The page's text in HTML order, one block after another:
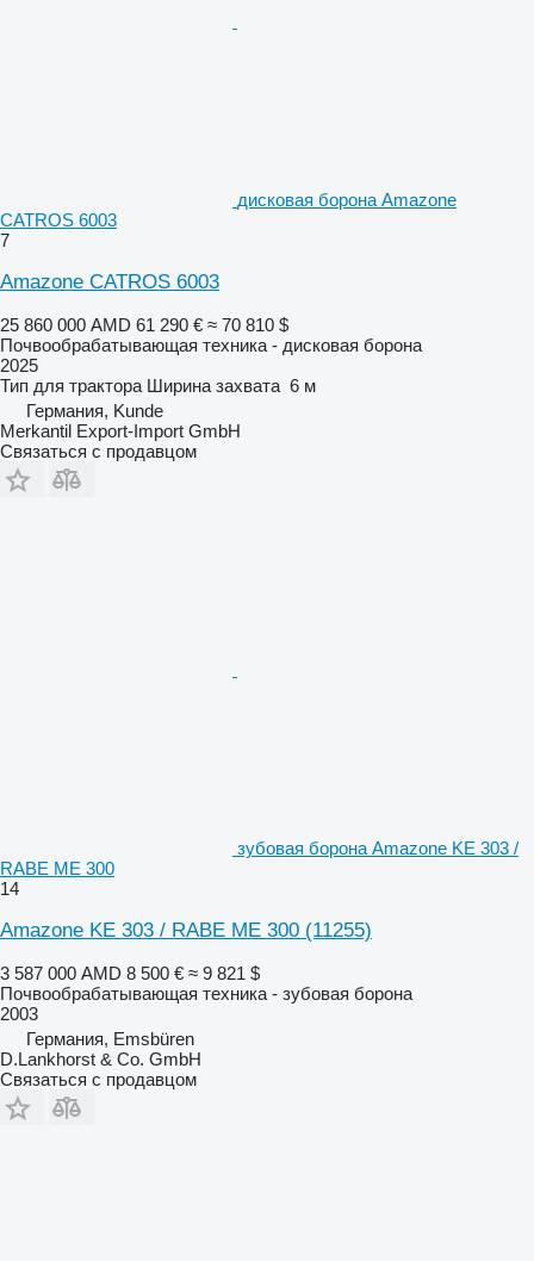
дисковая борона Amazone
CATROS 6003
7
Amazone CATROS 6003
25 860 000 AMD 61 290 € ≈ 70 810 $
Почвообрабатывающая техника - дисковая борона
2025
Тип для трактора Ширина захвата 6 м
Германия, Kunde
Merkantil Export-Import GmbH
Связаться с продавцом
зубовая борона Amazone KE 303 /
RABE ME 300
14
Amazone KE 303 / RABE ME 300 (11255)
3 587 000 AMD 8 500 € ≈ 9 821 $
Почвообрабатывающая техника - зубовая борона
2003
Германия, Emsbüren
D.Lankhorst & Co. GmbH
Связаться с продавцом